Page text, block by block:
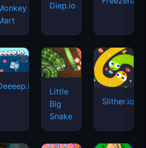
Diep.io
Little
Big
Snake
Slither.io